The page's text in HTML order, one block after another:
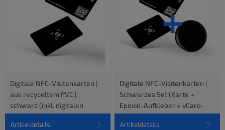
Digitale NFC-Visitenkarten |
aus recyceltem PVC |
schwarz (inkl. digitalen
vCard-Profil)
Artikeldetails
Digitale NFC-Visitenkarten |
Schwarzes Set (Karte +
Epoxid-Aufkleber + vCard-
Profil)
Artikeldetails